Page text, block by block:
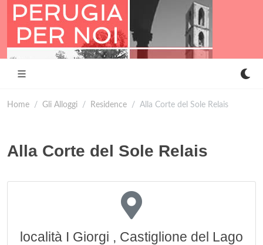
Home Gli Alloggi Residence Alla Corte del Sole Relais
Alla Corte del Sole Relais
località I Giorgi , Castiglione del Lago